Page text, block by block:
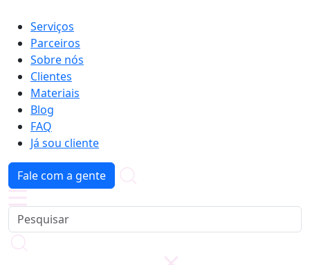
Serviços
Parceiros
Sobre nós
Clientes
Materiais
Blog
FAQ
Já sou cliente
Fale com a gente